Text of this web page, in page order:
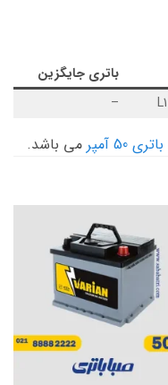
باتری جایگزین
–
باتری 50 آمپر می باشد.